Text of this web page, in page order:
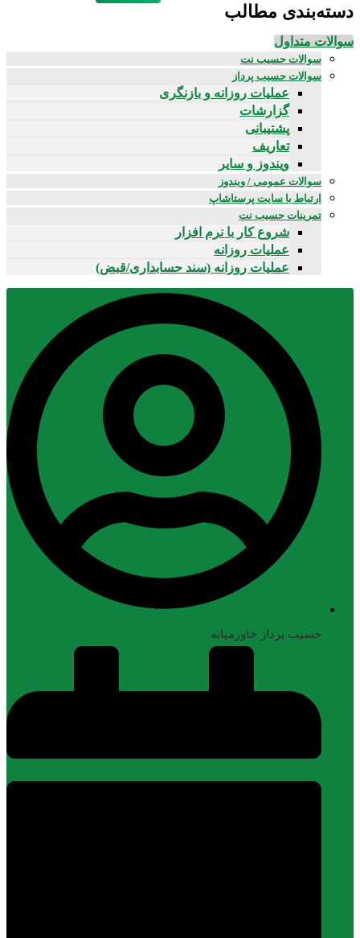
دسته‌بندی مطالب
سوالات متداول
سوالات حسیب نت
سوالات حسیب پرداز
عملیات روزانه و بازنگری
گزارشات
پشتیبانی
تعاریف
ویندوز و سایر
سوالات عمومی / ویندوز
ارتباط با سایت پرستاشاپ
تمرینات حسیب نت
شروع کار با نرم افزار
عملیات روزانه
عملیات روزانه (سند حسابداری/قبض)
حسیب پرداز خاورمیانه